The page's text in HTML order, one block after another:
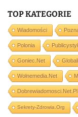
TOP KATEGORIE
Wiadomości
Polonia
Goniec.net
Wolnemedia.net
Dobrewiadomosci.net.pl
Sekrety-Zdrowia.org